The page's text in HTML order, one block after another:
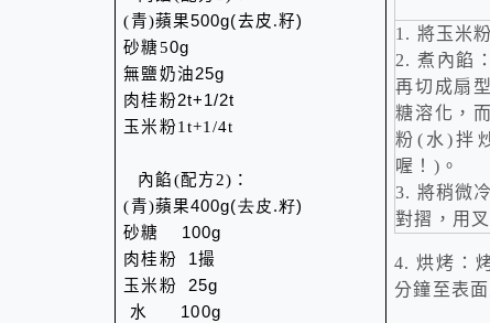
1. 將玉米
2.煮內餡
再切成扇
糖溶化，
粉 ( 水)拌
喔！ ) 。
3. 將稍微
對摺，用
4.烘烤：
分鐘至表
(青)蘋果500g(去皮.籽)
砂糖50g
無鹽奶油25g
肉桂粉2t+1/2t
玉米粉1t+1/4t
內餡(配方2) ：
(青)蘋果400g(去皮.籽)
砂糖
100g
肉桂粉
1撮
玉米粉
25g
水
100g